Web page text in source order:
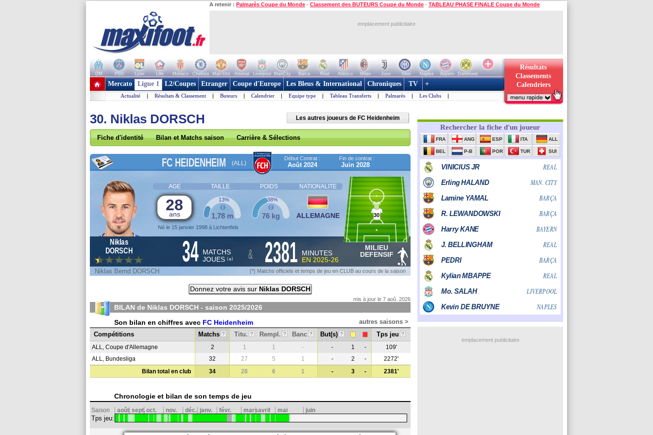
A retenir : Palmarès Coupe du Monde - Classement des BUTEURS Coupe du Monde - TABLEAU PHASE FINALE Coupe du Monde
emplacement publicitaire
OM PSG Lyon Lille Monaco Chelsea Man Utd Arsenal Liverpool ManCity Barca Real Atletico Milan Juve Inter Naples Bayern
Dortmund
+ de clubs
Résultats
Classements
Calendriers
Mercato Ligue 1 L2/Coupes Etranger Coupe d'Europe Les Bleus & International Chroniques TV +
Actualité | Résultats & Classement | Buteurs | Calendrier | Equipe type | Tableau Transferts | Palmarès | Les Clubs |
30. Niklas DORSCH Les autres joueurs de FC Heidenheim
Fiche d'identité Bilan et Matchs saison Carrière & Sélections
FC HEIDENHEIM (ALL)
Début Contrat :
Août 2024
Fin de contrat :
Juin 2028
AGE TAILLE POIDS NATIONALITE
28
ans
Né le 15 janvier 1998 à Lichtenfels
1,78 m
13%
76 kg
38%
ALLEMAGNE 30
Niklas
DORSCH
34 MATCHS
JOUES (*) & 2381
MINUTES
EN 2025-26
MILIEU
DEFENSIF
Niklas Bernd DORSCH (*) Matchs officiels et temps de jeu en CLUB au cours de la saison
Donnez votre avis sur Niklas DORSCH
mis à jour le 7 aoû. 2026
BILAN de Niklas DORSCH - saison 2025/2026
Son bilan en chiffres avec FC Heidenheim
autres saisons >
Compétitions
Matchs ? Titu. ? Rempl. ? Banc ? But(s) ? Tps jeu ?
ALL, Coupe d'Allemagne 2 1 1 - - 1 -
109'
ALL, Bundesliga
32 27 5 1 - 2 -
2272'
Bilan total en club
34 28 6 1 - 3 - 2381'
Chronologie et bilan de son temps de jeu
Saison août sept.oct. nov. déc. janv. févr. marsavril mai juin
Tps jeu:
emplacement publicitaire